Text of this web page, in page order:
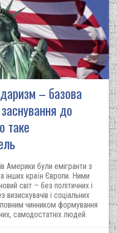
– базова
до
таке
Америки були емігранти з
інших країн Європи. Ними
світ – без політичних і
визискувачів і соціальних
чинником формування
самодостатніх людей.